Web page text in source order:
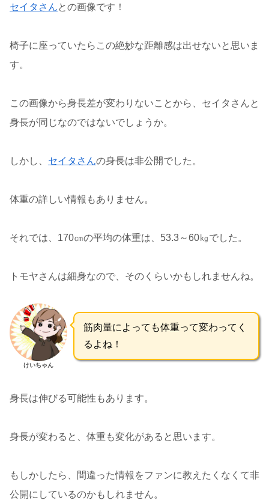
セイタさんとの画像です！
椅子に座っていたらこの絶妙な距離感は出せないと思いま
す。
この画像から身長差が変わりないことから、セイタさんと
身長が同じなのではないでしょうか。
しかし、 セイタさんの身長は非公開でした。
体重の詳しい情報もありません。
それでは、170㎝の平均の体重は、53.3～60㎏でした。
トモヤさんは細身なので、そのくらいかもしれませんね。
けいちゃん
筋肉量によっても体重って変わってく
るよね！
身長は伸びる可能性もあります。
身長が変わると、体重も変化があると思います。
もしかしたら、間違った情報をファンに教えたくなくて非
公開にしているのかもしれません。